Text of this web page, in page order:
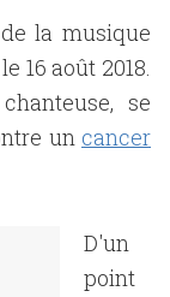
la musique
16 août 2018.
se
un cancer
D'un
point